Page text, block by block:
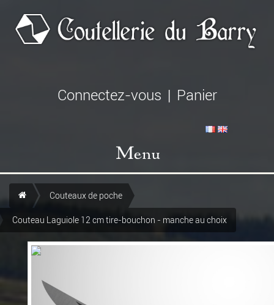
Connectez-vous | Panier
Menu
Couteaux de poche
Couteau Laguiole 12 cm tire-bouchon - manche au choix